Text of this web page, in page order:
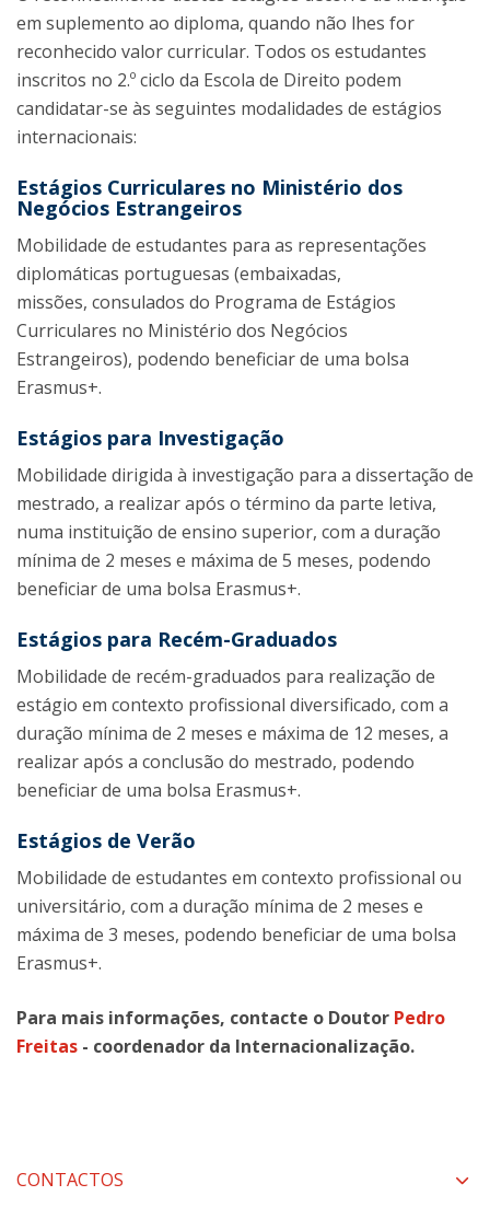
em suplemento ao diploma, quando não lhes for
reconhecido valor curricular. Todos os estudantes
inscritos no 2.º ciclo da Escola de Direito podem
candidatar-se às seguintes modalidades de estágios
internacionais:
Estágios Curriculares no Ministério dos
Negócios Estrangeiros
Mobilidade de estudantes para as representações
diplomáticas portuguesas (embaixadas,
missões, consulados do Programa de Estágios
Curriculares no Ministério dos Negócios
Estrangeiros), podendo beneficiar de uma bolsa
Erasmus+.
Estágios para Investigação
Mobilidade dirigida à investigação para a dissertação de
mestrado, a realizar após o término da parte letiva,
numa instituição de ensino superior, com a duração
mínima de 2 meses e máxima de 5 meses, podendo
beneficiar de uma bolsa Erasmus+.
Estágios para Recém-Graduados
Mobilidade de recém-graduados para realização de
estágio em contexto profissional diversificado, com a
duração mínima de 2 meses e máxima de 12 meses, a
realizar após a conclusão do mestrado, podendo
beneficiar de uma bolsa Erasmus+.
Estágios de Verão
Mobilidade de estudantes em contexto profissional ou
universitário, com a duração mínima de 2 meses e
máxima de 3 meses, podendo beneficiar de uma bolsa
Erasmus+.
Para mais informações, contacte o Doutor Pedro
Freitas - coordenador da Internacionalização.
CONTACTOS